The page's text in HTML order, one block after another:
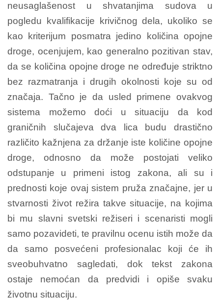
neusaglašenost u shvatanjima sudova u
pogledu kvalifikacije krivičnog dela, ukoliko se
kao kriterijum posmatra jedino količina opojne
droge, ocenjujem, kao generalno pozitivan stav,
da se količina opojne droge ne određuje striktno
bez razmatranja i drugih okolnosti koje su od
značaja. Tačno je da usled primene ovakvog
sistema možemo doći u situaciju da kod
graničnih slučajeva dva lica budu drastično
različito kažnjena za držanje iste količine opojne
droge, odnosno da može postojati veliko
odstupanje u primeni istog zakona, ali su i
prednosti koje ovaj sistem pruža značajne, jer u
stvarnosti život režira takve situacije, na kojima
bi mu slavni svetski režiseri i scenaristi mogli
samo pozavideti, te pravilnu ocenu istih može da
da samo posvećeni profesionalac koji će ih
sveobuhvatno sagledati, dok tekst zakona
ostaje nemoćan da predvidi i opiše svaku
životnu situaciju.